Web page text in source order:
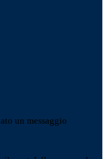
un messaggio